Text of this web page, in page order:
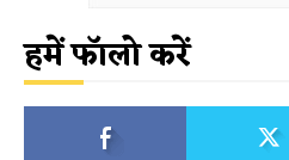
हमें फॉलो करें